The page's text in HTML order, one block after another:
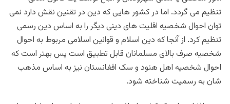
تنظیم می گردد. اما در کشور هایی که دین در تقنین نقش دارد نمی
توان احوال شخصیه اقلیت های دینی دیگر را به اساس دین رسمی
تنظیم کرد. از آنجا که دین اسلام و قوانین اسلامی مربوط به احوال
شخصیه صرف بالای مسلمانان قابل تطبیق است پس بهتر است که
احوال شخصیه اهل هنود و سک افغانستان نیز به اساس مذهب
شان به رسمیت شناخته شود.